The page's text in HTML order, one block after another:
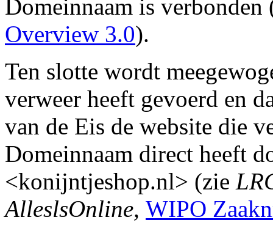
Domeinnaam is
Overview 3.0).
Ten slotte wordt
verweer heeft gevoerd en
van de Eis de website die
Domeinnaam direct heeft
<konijntjeshop.nl> (zie
AlleslsOnline, WIPO